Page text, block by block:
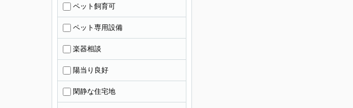
ペット飼育可
ペット専用設備
楽器相談
陽当り良好
閑静な住宅地